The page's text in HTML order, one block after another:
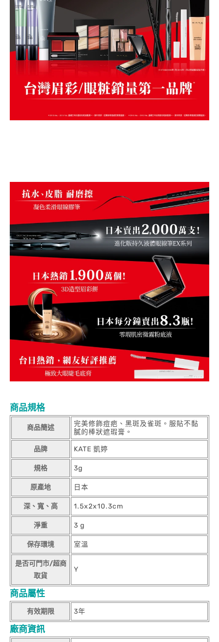
商品規格
商品簡述
完美修飾痘疤、黑斑及雀斑。服貼不黏
膩的棒狀遮瑕膏。
品牌 KATE 凱婷
規格 3g
原產地 日本
深、寬、高 1.5x2x10.3cm
淨重 3 g
保存環境 室溫
是否可門市/超商
取貨
Y
商品屬性
有效期限 3年
廠商資訊